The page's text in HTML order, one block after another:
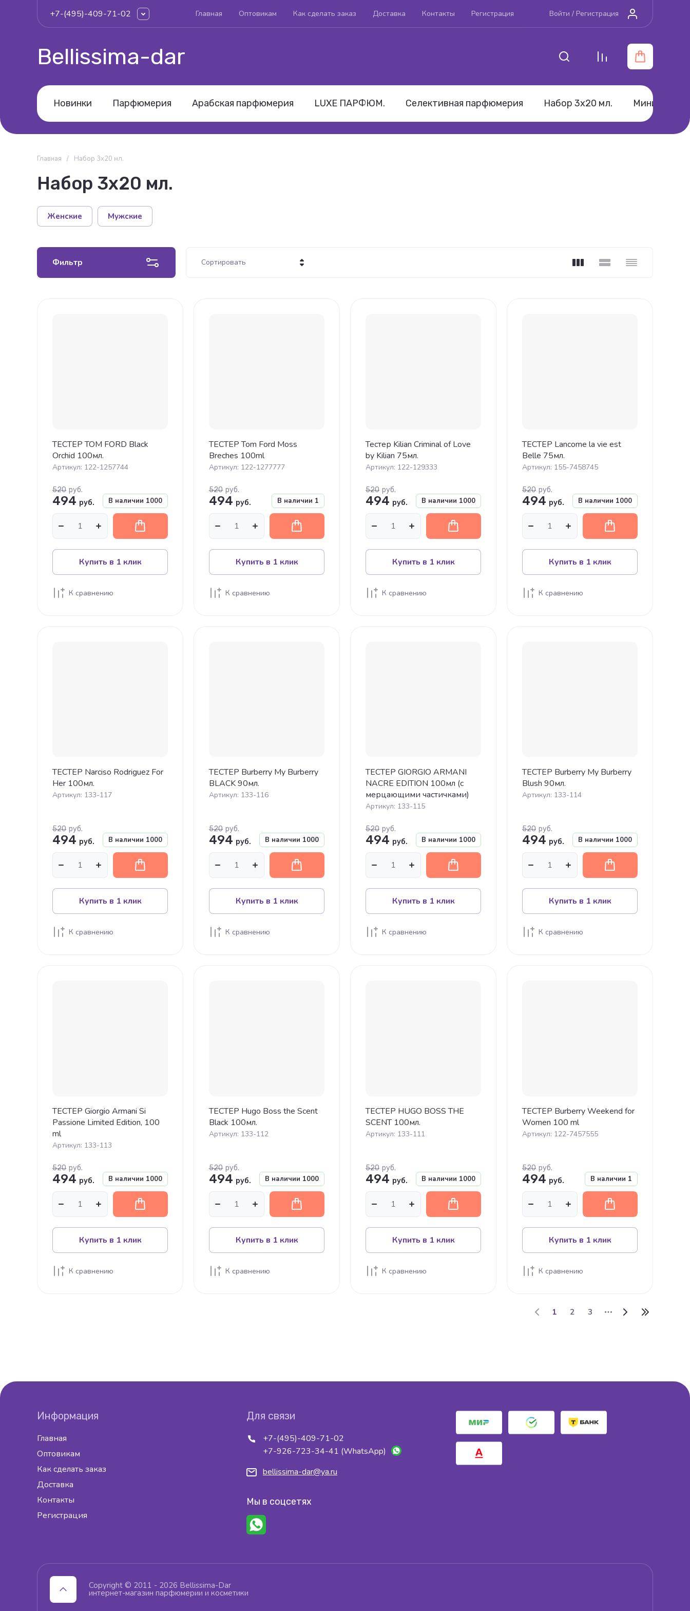
+7-(495)-409-71-02 Главная Оптовикам Как сделать заказ Доставка Контакты Регистрация Войти / Регистрация
Bellissima-dar
Новинки Парфюмерия Арабская парфюмерия LUXE ПАРФЮМ. Селективная парфюмерия Набор 3х20 мл. Мини-
Главная / Набор 3х20 мл.
Набор 3х20 мл.
Женские Мужские
Фильтр Сортировать
ТЕСТЕР TOM FORD Black
Orchid 100мл.
Артикул: 122-1257744
В наличии 1000
520 руб.
494 руб.
Купить в 1 клик
К сравнению
ТЕСТЕР Tom Ford Moss
Breches 100ml
Артикул: 122-1277777
В наличии 1
520 руб.
494 руб.
Купить в 1 клик
К сравнению
Тестер Kilian Criminal of Love
by Kilian 75мл.
Артикул: 122-129333
В наличии 1000
520 руб.
494 руб.
Купить в 1 клик
К сравнению
ТЕСТЕР Lancome la vie est
Belle 75мл.
Артикул: 155-7458745
В наличии 1000
520 руб.
494 руб.
Купить в 1 клик
К сравнению
ТЕСТЕР Narciso Rodriguez For
Her 100мл.
Артикул: 133-117
В наличии 1000
520 руб.
494 руб.
Купить в 1 клик
К сравнению
ТЕСТЕР Burberry My Burberry
BLACK 90мл.
Артикул: 133-116
В наличии 1000
520 руб.
494 руб.
Купить в 1 клик
К сравнению
ТЕСТЕР GIORGIO ARMANI
NACRE EDITION 100мл (с
мерцающими частичками)
Артикул: 133-115
В наличии 1000
520 руб.
494 руб.
Купить в 1 клик
К сравнению
ТЕСТЕР Burberry My Burberry
Blush 90мл.
Артикул: 133-114
В наличии 1000
520 руб.
494 руб.
Купить в 1 клик
К сравнению
ТЕСТЕР Giorgio Armani Si
Passione Limited Edition, 100
ml
Артикул: 133-113
В наличии 1000
520 руб.
494 руб.
Купить в 1 клик
К сравнению
ТЕСТЕР Hugo Boss the Scent
Black 100мл.
Артикул: 133-112
В наличии 1000
520 руб.
494 руб.
Купить в 1 клик
К сравнению
ТЕСТЕР HUGO BOSS THE
SCENT 100мл.
Артикул: 133-111
В наличии 1000
520 руб.
494 руб.
Купить в 1 клик
К сравнению
ТЕСТЕР Burberry Weekend for
Women 100 ml
Артикул: 122-7457555
В наличии 1
520 руб.
494 руб.
Купить в 1 клик
К сравнению
1 2 3
Информация
Главная
Оптовикам
Как сделать заказ
Доставка
Контакты
Регистрация
Для связи
+7-(495)-409-71-02
+7-926-723-34-41 (WhatsApp)
bellissima-dar@ya.ru
Мы в соцсетях
Copyright © 2011 - 2026 Bellissima-Dar
интернет-магазин парфюмерии и косметики